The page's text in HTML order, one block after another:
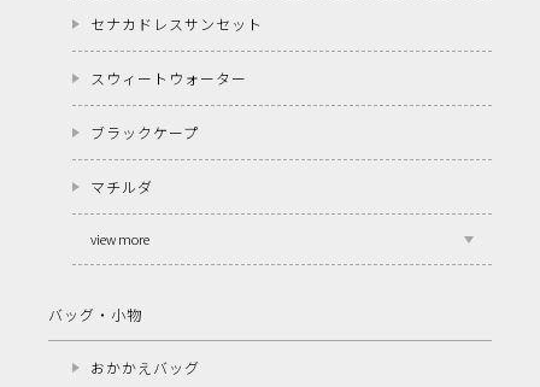
セナカドレスサンセット
スウィートウォーター
ブラックケープ
マチルダ
view more
バッグ・小物
おかかえバッグ